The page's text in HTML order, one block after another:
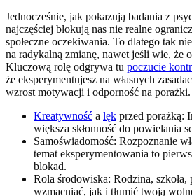
Jednocześnie, jak pokazują badania z
najczęściej blokują nas nie realne
społeczne oczekiwania. To dlatego tak
na radykalną zmianę, nawet jeśli wie, że
Kluczową rolę odgrywa tu poczucie
że eksperymentujesz na własnych
wzrost motywacji i odporność na porażki.
Kreatywność a lęk przed porażką:
większa skłonność do powielania
Samoświadomość: Rozpoznanie
temat eksperymentowania to
blokad.
Rola środowiska: Rodzina, szkoła,
wzmacniać, jak i tłumić twoją